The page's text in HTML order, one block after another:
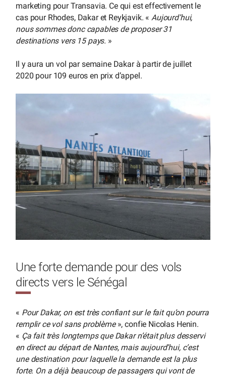
marketing pour Transavia. Ce qui est effectivement le
cas pour Rhodes, Dakar et Reykjavik. « Aujourd’hui,
nous sommes donc capables de proposer 31
destinations vers 15 pays. »
Il y aura un vol par semaine Dakar à partir de juillet
2020 pour 109 euros en prix d’appel.
Une forte demande pour des vols
directs vers le Sénégal
« Pour Dakar, on est très confiant sur le fait qu’on pourra
remplir ce vol sans problème», confie Nicolas Henin.
« Ça fait très longtemps que Dakar n’était plus desservi
en direct au départ de Nantes, mais aujourd’hui, c’est
une destination pour laquelle la demande est la plus
forte. On a déjà beaucoup de passagers qui vont de